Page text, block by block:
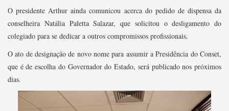
O presidente Arthur ainda comunicou acerca do pedido de dispensa da
conselheira Natália Paletta Salazar, que solicitou o desligamento do
colegiado para se dedicar a outros compromissos profissionais.
O ato de designação de novo nome para assumir a Presidência do Conset,
que é de escolha do Governador do Estado, será publicado nos próximos
dias.